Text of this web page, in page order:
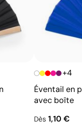
+4
Éventail en
avec boîte
Dès 1,10 €